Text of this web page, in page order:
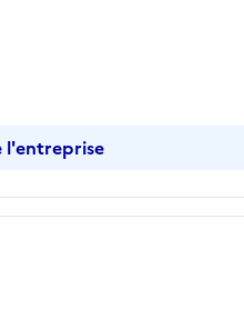
l'entreprise